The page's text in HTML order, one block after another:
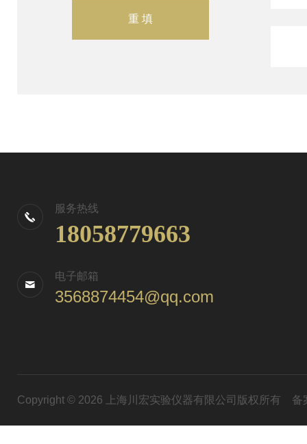
服务热线
18058779663
电子邮箱
3568874454@qq.com
Copyright © 2026 上海川宏实验仪器有限公司版权所有 备